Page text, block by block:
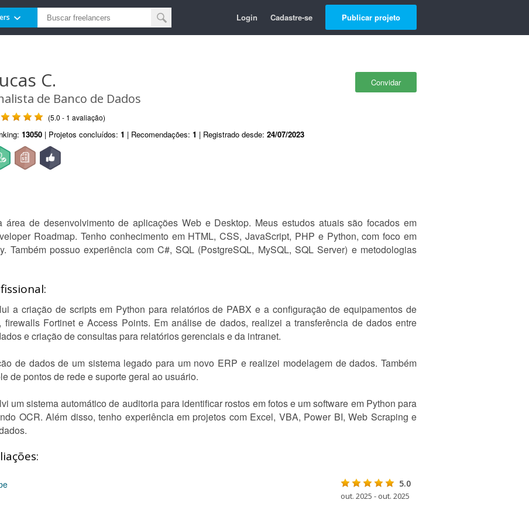
Login Cadastre-se Publicar projeto
Convidar
C.
de Banco de Dados
(5.0 - 1 avaliação)
13050 | Projetos concluídos: 1 | Recomendações: 1 | Registrado desde: 24/07/2023
área de desenvolvimento de aplicações Web e Desktop. Meus estudos atuais são focados em
Roadmap. Tenho conhecimento em HTML, CSS, JavaScript, PHP e Python, com foco em
Também possuo experiência com C#, SQL (PostgreSQL, MySQL, SQL Server) e metodologias
a criação de scripts em Python para relatórios de PABX e a configuração de equipamentos de
firewalls Fortinet e Access Points. Em análise de dados, realizei a transferência de dados entre
e criação de consultas para relatórios gerenciais e da intranet.
de dados de um sistema legado para um novo ERP e realizei modelagem de dados. Também
de pontos de rede e suporte geral ao usuário.
um sistema automático de auditoria para identificar rostos em fotos e um software em Python para
OCR. Além disso, tenho experiência em projetos com Excel, VBA, Power BI, Web Scraping e
5.0
out. 2025 - out. 2025